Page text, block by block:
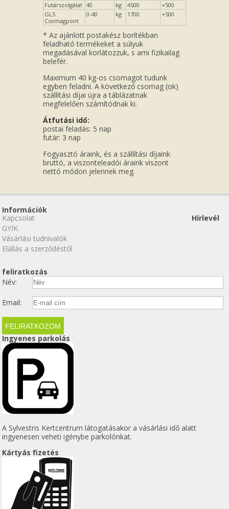
Futárszolgálat 40 kg 4500
+500
GLS
Csomagpont
0-40 kg 1700 +500
* Az ajánlott postakész borítékban
feladható termékeket a súlyuk
megadásával korlátozzuk, s ami fizikailag
belefér.
Maximum 40 kg-os csomagot tudunk
egyben feladni. A következő csomag (ok)
szállítási díjai újra a táblázatnak
megfelelően számítódnak ki.
Átfutási idő:
postai feladás: 5 nap
futár: 3 nap
Fogyasztó áraink, és a szállítási díjaink
bruttó, a viszonteleadói áraink viszont
nettó módon jelennek meg.
Információk
Kapcsolat
GYIK
Vásárlási tudnivalók
Elállás a szerződéstől
Hírlevél
feliratkozás
Név:
Email:
Ingyenes parkolás
A Sylvestris Kertcentrum látogatásakor a vásárlási idő alatt
ingyenesen veheti igénybe parkolónkat.
Kártyás fizetés